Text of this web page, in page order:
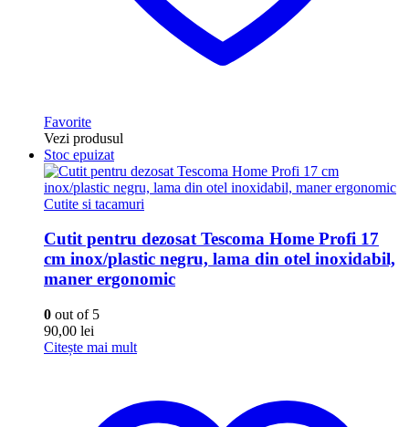
Favorite
Vezi produsul
Stoc epuizat
Cutite si tacamuri
Cutit pentru dezosat Tescoma Home Profi 17
cm inox/plastic negru, lama din otel inoxidabil,
maner ergonomic
0 out of 5
90,00 lei
Citește mai mult